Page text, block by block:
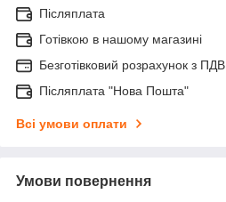
Післяплата
Готівкою в нашому магазині
Безготівковий розрахунок з ПДВ
Післяплата "Нова Пошта"
Всі умови оплати
Умови повернення